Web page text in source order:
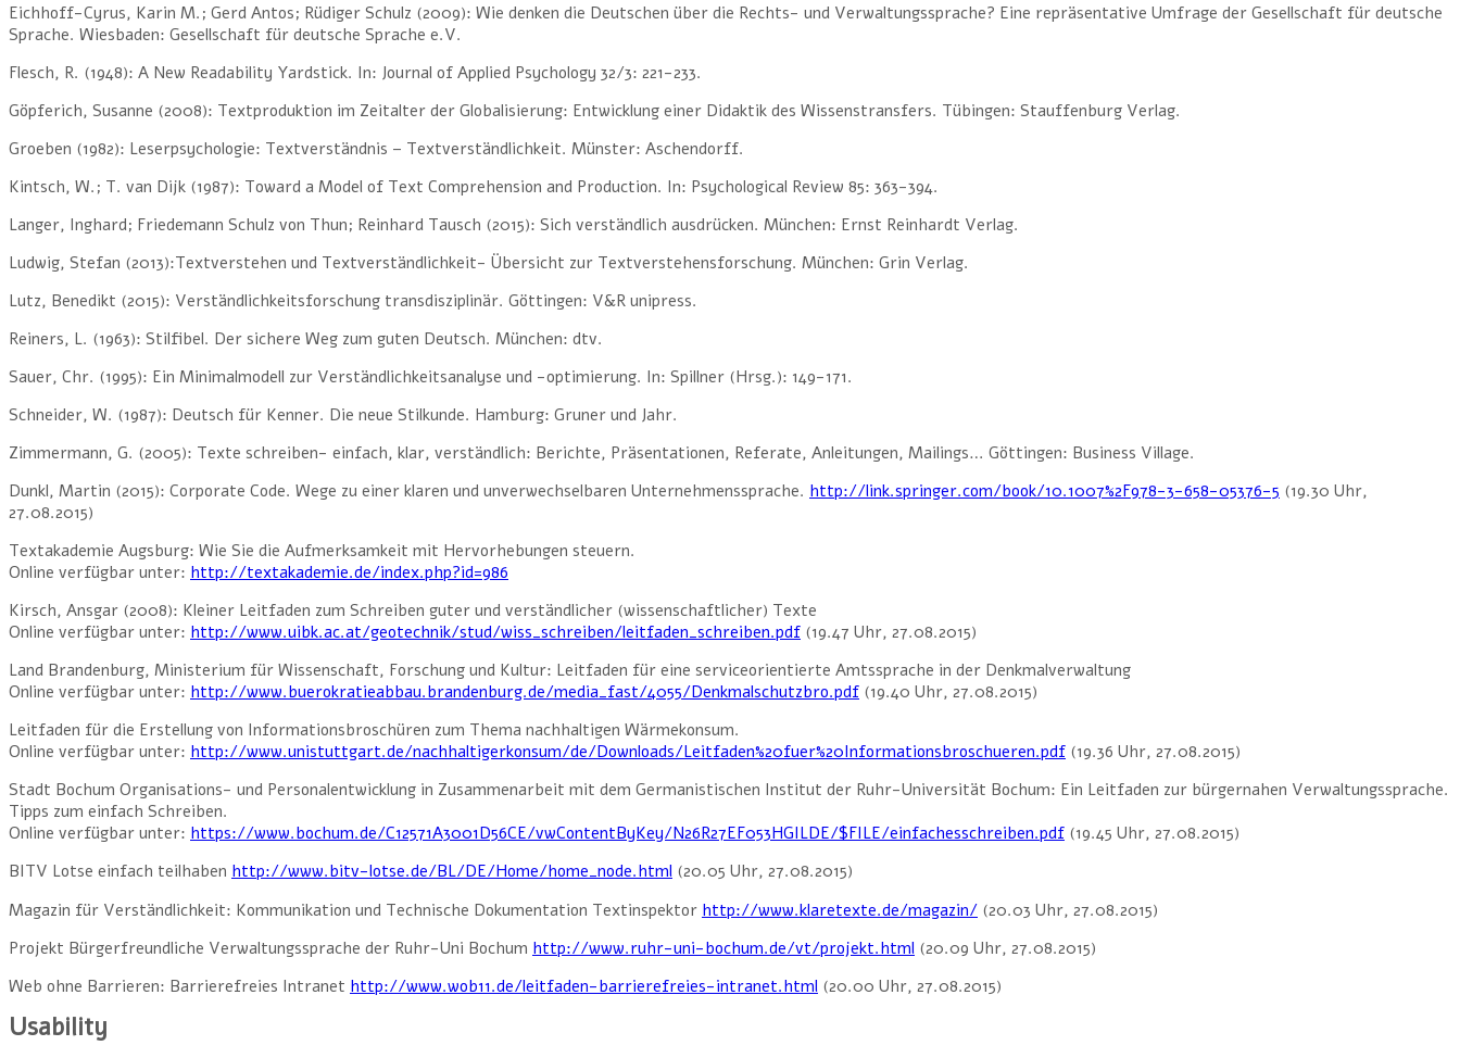
Eichhoff-Cyrus, Karin M.; Gerd Antos; Rüdiger Schulz (2009): Wie denken die Deutschen über die Rechts- und Verwaltungssprache? Eine repräsentative Umfrage der Gesellschaft für deutsche
Sprache. Wiesbaden: Gesellschaft für deutsche Sprache e.V.
Flesch, R. (1948): A New Readability Yardstick. In: Journal of Applied Psychology 32/3: 221-233.
Göpferich, Susanne (2008): Textproduktion im Zeitalter der Globalisierung: Entwicklung einer Didaktik des Wissenstransfers. Tübingen: Stauffenburg Verlag.
Groeben (1982): Leserpsychologie: Textverständnis – Textverständlichkeit. Münster: Aschendorff.
Kintsch, W.; T. van Dijk (1987): Toward a Model of Text Comprehension and Production. In: Psychological Review 85: 363-394.
Langer, Inghard; Friedemann Schulz von Thun; Reinhard Tausch (2015): Sich verständlich ausdrücken. München: Ernst Reinhardt Verlag.
Ludwig, Stefan (2013):Textverstehen und Textverständlichkeit- Übersicht zur Textverstehensforschung. München: Grin Verlag.
Lutz, Benedikt (2015): Verständlichkeitsforschung transdisziplinär. Göttingen: V&R unipress.
Reiners, L. (1963): Stilfibel. Der sichere Weg zum guten Deutsch. München: dtv.
Sauer, Chr. (1995): Ein Minimalmodell zur Verständlichkeitsanalyse und -optimierung. In: Spillner (Hrsg.): 149-171.
Schneider, W. (1987): Deutsch für Kenner. Die neue Stilkunde. Hamburg: Gruner und Jahr.
Zimmermann, G. (2005): Texte schreiben- einfach, klar, verständlich: Berichte, Präsentationen, Referate, Anleitungen, Mailings… Göttingen: Business Village.
Dunkl, Martin (2015): Corporate Code. Wege zu einer klaren und unverwechselbaren Unternehmenssprache. http://link.springer.com/book/10.1007%2F978-3-658-05376-5 (19.30 Uhr,
27.08.2015)
Textakademie Augsburg: Wie Sie die Aufmerksamkeit mit Hervorhebungen steuern.
Online verfügbar unter: http://textakademie.de/index.php?id=986
Kirsch, Ansgar (2008): Kleiner Leitfaden zum Schreiben guter und verständlicher (wissenschaftlicher) Texte
Online verfügbar unter: http://www.uibk.ac.at/geotechnik/stud/wiss_schreiben/leitfaden_schreiben.pdf (19.47 Uhr, 27.08.2015)
Land Brandenburg, Ministerium für Wissenschaft, Forschung und Kultur: Leitfaden für eine serviceorientierte Amtssprache in der Denkmalverwaltung
Online verfügbar unter: http://www.buerokratieabbau.brandenburg.de/media_fast/4055/Denkmalschutzbro.pdf (19.40 Uhr, 27.08.2015)
Leitfaden für die Erstellung von Informationsbroschüren zum Thema nachhaltigen Wärmekonsum.
Online verfügbar unter: http://www.unistuttgart.de/nachhaltigerkonsum/de/Downloads/Leitfaden%20fuer%20Informationsbroschueren.pdf (19.36 Uhr, 27.08.2015)
Stadt Bochum Organisations- und Personalentwicklung in Zusammenarbeit mit dem Germanistischen Institut der Ruhr-Universität Bochum: Ein Leitfaden zur bürgernahen Verwaltungssprache.
Tipps zum einfach Schreiben.
Online verfügbar unter: https://www.bochum.de/C12571A3001D56CE/vwContentByKey/N26R27EF053HGILDE/$FILE/einfachesschreiben.pdf (19.45 Uhr, 27.08.2015)
BITV Lotse einfach teilhaben http://www.bitv-lotse.de/BL/DE/Home/home_node.html (20.05 Uhr, 27.08.2015)
Magazin für Verständlichkeit: Kommunikation und Technische Dokumentation Textinspektor http://www.klaretexte.de/magazin/ (20.03 Uhr, 27.08.2015)
Projekt Bürgerfreundliche Verwaltungssprache der Ruhr-Uni Bochum http://www.ruhr-uni-bochum.de/vt/projekt.html (20.09 Uhr, 27.08.2015)
Web ohne Barrieren: Barrierefreies Intranet http://www.wob11.de/leitfaden-barrierefreies-intranet.html (20.00 Uhr, 27.08.2015)
Usability